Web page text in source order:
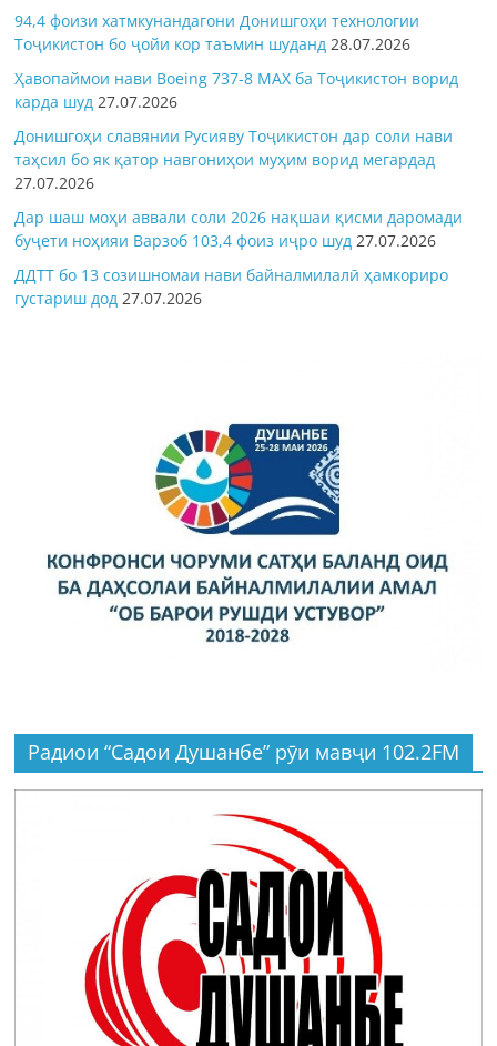
94,4 фоизи хатмкунандагони Донишгоҳи технологии
Тоҷикистон бо ҷойи кор таъмин шуданд 28.07.2026
Ҳавопаймои нави Boeing 737-8 MAX ба Тоҷикистон ворид
карда шуд 27.07.2026
Донишгоҳи славянии Русияву Тоҷикистон дар соли нави
таҳсил бо як қатор навгониҳои муҳим ворид мегардад
27.07.2026
Дар шаш моҳи аввали соли 2026 нақшаи қисми даромади
буҷети ноҳияи Варзоб 103,4 фоиз иҷро шуд 27.07.2026
ДДТТ бо 13 созишномаи нави байналмилалӣ ҳамкориро
густариш дод 27.07.2026
Радиои “Садои Душанбе” рӯи мавҷи 102.2FM